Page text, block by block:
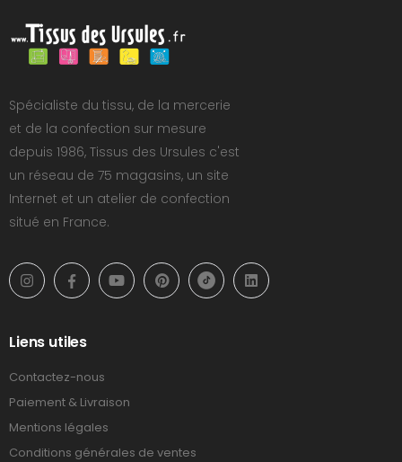
Spécialiste du tissu, de la mercerie
et de la confection sur mesure
depuis 1986, Tissus des Ursules c'est
un réseau de 75 magasins, un site
Internet et un atelier de confection
situé en France.
Liens utiles
Contactez-nous
Paiement & Livraison
Mentions légales
Conditions générales de ventes